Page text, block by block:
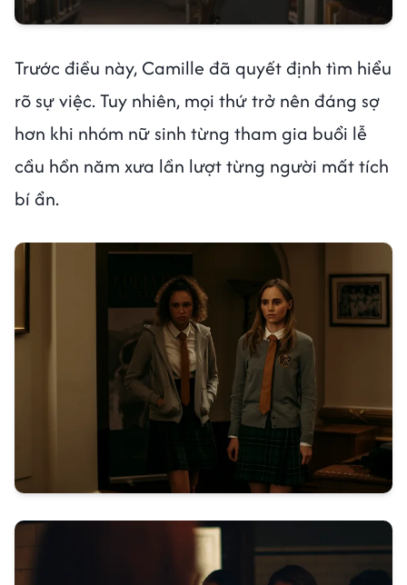
Trước điều này, Camille đã quyết định tìm hiểu
rõ sự việc. Tuy nhiên, mọi thứ trở nên đáng sợ
hơn khi nhóm nữ sinh từng tham gia buổi lễ
cầu hồn năm xưa lần lượt từng người mất tích
bí ẩn.